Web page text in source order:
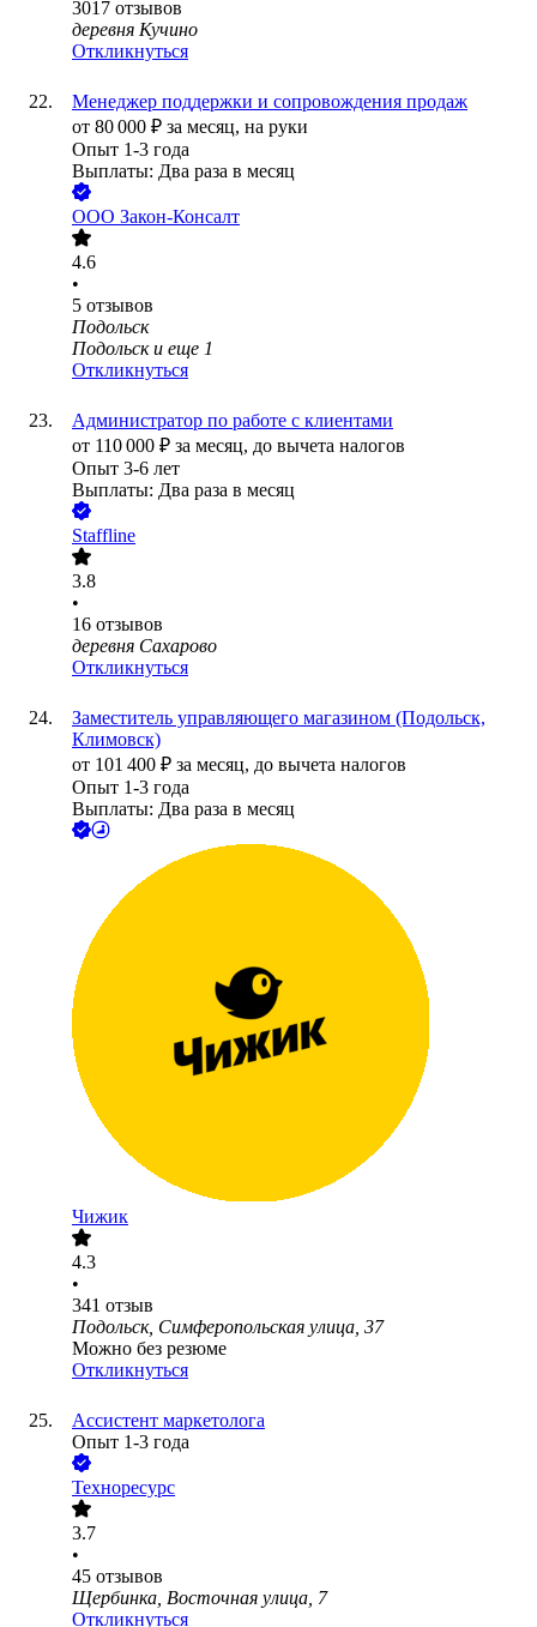
3017 отзывов
деревня Кучино
Откликнуться
Менеджер поддержки и сопровождения продаж
от 80 000 ₽ за месяц, на руки
Опыт 1-3 года
Выплаты: Два раза в месяц
ООО Закон-Консалт
4.6
•
5 отзывов
Подольск
Подольск и еще 1
Откликнуться
Администратор по работе с клиентами
от 110 000 ₽ за месяц, до вычета налогов
Опыт 3-6 лет
Выплаты: Два раза в месяц
Staffline
3.8
•
16 отзывов
деревня Сахарово
Откликнуться
Заместитель управляющего магазином (Подольск,
Климовск)
от 101 400 ₽ за месяц, до вычета налогов
Опыт 1-3 года
Выплаты: Два раза в месяц
Чижик
4.3
•
341 отзыв
Подольск, Симферопольская улица, 37
Можно без резюме
Откликнуться
Ассистент маркетолога
Опыт 1-3 года
Техноресурс
3.7
•
45 отзывов
Щербинка, Восточная улица, 7
Откликнуться